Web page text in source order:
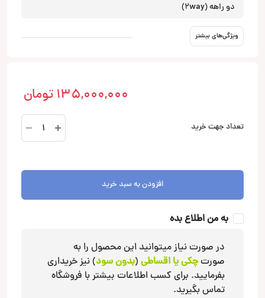
دو راهه (2way)
ویژگی‌های بیشتر
135,000,000 تومان
تعداد جهت خرید
HX
130
عدد
افزودن به سبد خرید
به من اطلاع بده
در صورت نیاز میتوانید این محصول را به
صورتچکی یا اقساطی (بدون سود) نیز خریداری
بفرمایید. برای کسب اطلاعات بیشتر با فروشگاه
تماس بگیرید.